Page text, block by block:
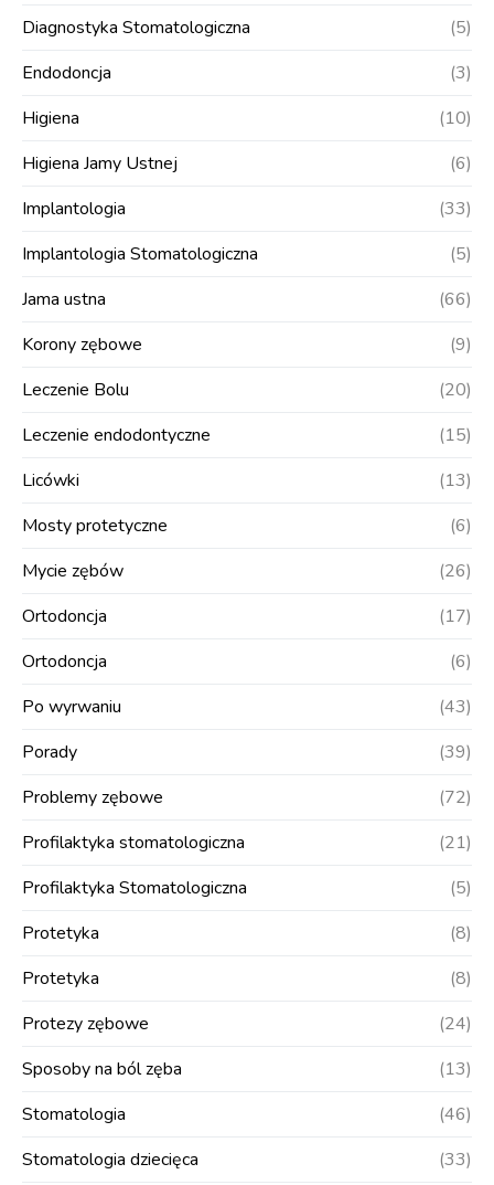
Diagnostyka Stomatologiczna
(5)
Endodoncja
(3)
Higiena
(10)
Higiena Jamy Ustnej
(6)
Implantologia
(33)
Implantologia Stomatologiczna
(5)
Jama ustna
(66)
Korony zębowe
(9)
Leczenie Bolu
(20)
Leczenie endodontyczne
(15)
Licówki
(13)
Mosty protetyczne
(6)
Mycie zębów
(26)
Ortodoncja
(17)
Ortodoncja
(6)
Po wyrwaniu
(43)
Porady
(39)
Problemy zębowe
(72)
Profilaktyka stomatologiczna
(21)
Profilaktyka Stomatologiczna
(5)
Protetyka
(8)
Protetyka
(8)
Protezy zębowe
(24)
Sposoby na ból zęba
(13)
Stomatologia
(46)
Stomatologia dziecięca
(33)